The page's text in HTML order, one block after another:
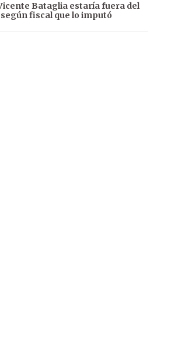
Bataglia estaría fuera del
fiscal que lo imputó